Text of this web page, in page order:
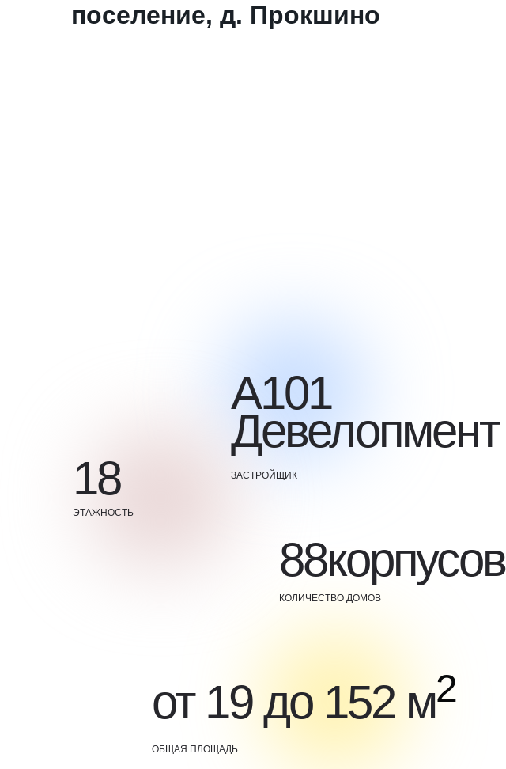
поселение, д. Прокшино
А101
Девелопмент
ЗАСТРОЙЩИК
18
ЭТАЖНОСТЬ
88корпусов
КОЛИЧЕСТВО ДОМОВ
от 19 до 152 м2
ОБЩАЯ ПЛОЩАДЬ